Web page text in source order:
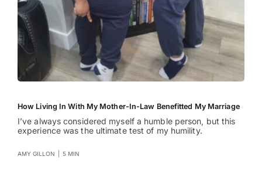
How Living In With My Mother-In-Law Benefitted My Marriage
I’ve always considered myself a humble person, but this
experience was the ultimate test of my humility.
AMY GILLON 5 MIN